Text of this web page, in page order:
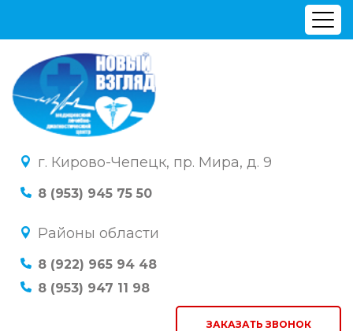
г. Кирово-Чепецк, пр. Мира, д. 9
8 (953) 945 75 50
Районы области
8 (922) 965 94 48
8 (953) 947 11 98
ЗАКАЗАТЬ ЗВОНОК